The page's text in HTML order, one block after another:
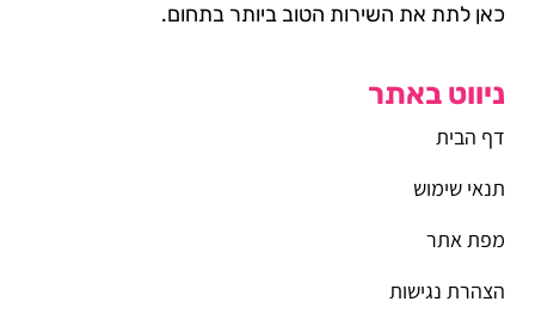
כאן לתת את השירות הטוב ביותר בתחום.
ניווט באתר
דף הבית
תנאי שימוש
מפת אתר
הצהרת נגישות